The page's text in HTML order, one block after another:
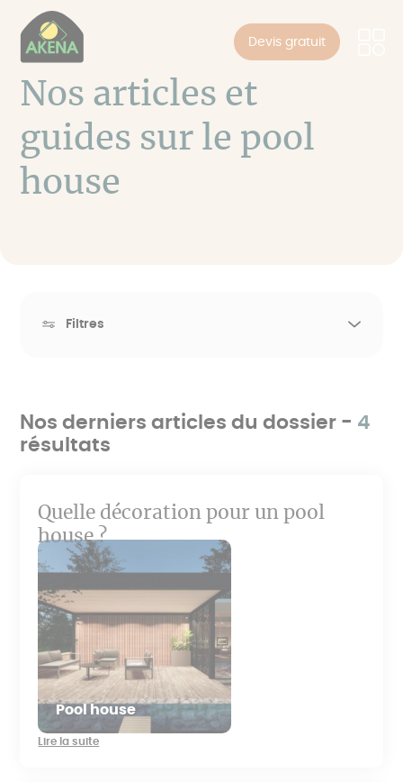
contenu
Devis gratuit
Nos articles et
guides sur le pool
house
Filtres
Nos derniers articles du dossier - 4
résultats
Quelle décoration pour un pool
house ?
Pool house
Lire la suite